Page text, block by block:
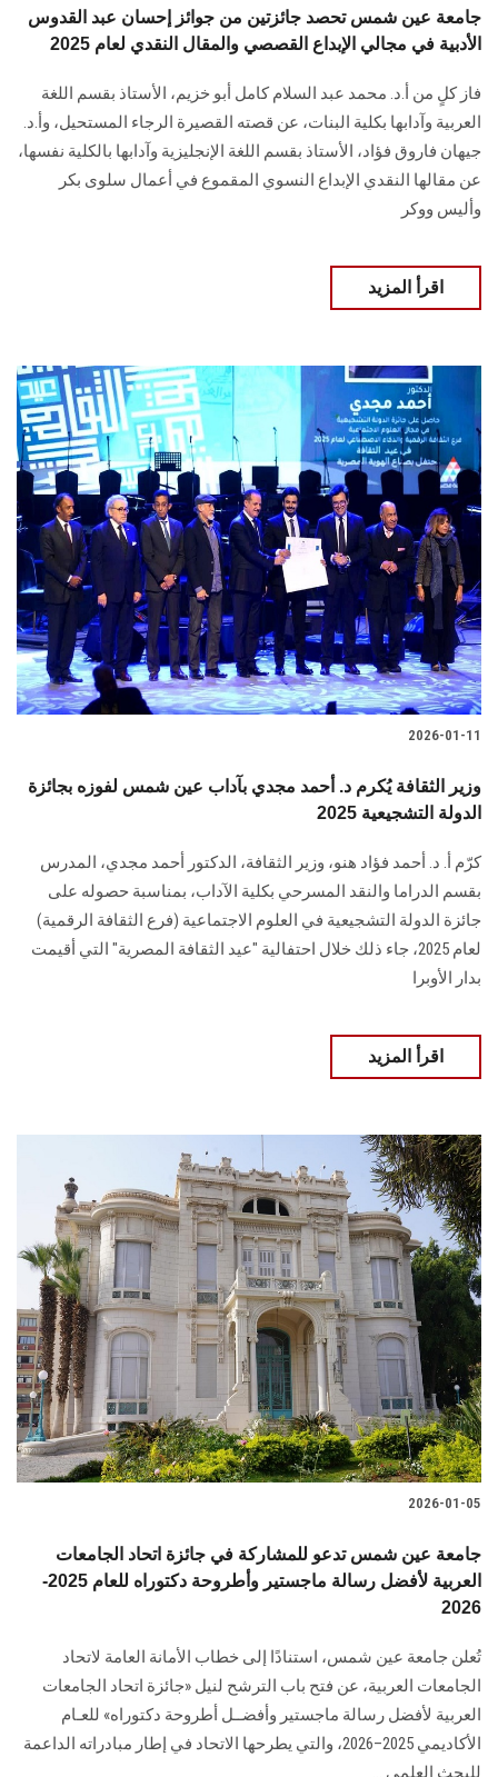
الموظفون
الزائـرون
سجل الان
جامعة عين شمس تحصد جائزتين من جوائز إحسان عبد القدوس
الأدبية في مجالي الإبداع القصصي والمقال النقدي لعام 2025
فاز كلٍ من أ.د. محمد عبد السلام كامل أبو خزيم، الأستاذ بقسم اللغة
العربية وآدابها بكلية البنات، عن قصته القصيرة الرجاء المستحيل، وأ.د.
جيهان فاروق فؤاد، الأستاذ بقسم اللغة الإنجليزية وآدابها بالكلية نفسها،
عن مقالها النقدي الإبداع النسوي المقموع في أعمال سلوى بكر
وأليس ووكر
اقرأ المزيد
2026-01-11
وزير الثقافة يُكرم د. أحمد مجدي بآداب عين شمس لفوزه بجائزة
الدولة التشجيعية 2025
كرّم أ. د. أحمد فؤاد هنو، وزير الثقافة، الدكتور أحمد مجدي، المدرس
بقسم الدراما والنقد المسرحي بكلية الآداب، بمناسبة حصوله على
جائزة الدولة التشجيعية في العلوم الاجتماعية (فرع الثقافة الرقمية)
لعام 2025، جاء ذلك خلال احتفالية "عيد الثقافة المصرية" التي أقيمت
بدار الأوبرا
اقرأ المزيد
2026-01-05
جامعة عين شمس تدعو للمشاركة في جائزة اتحاد الجامعات
العربية لأفضل رسالة ماجستير وأطروحة دكتوراه للعام 2025-
2026
تُعلن جامعة عين شمس، استنادًا إلى خطاب الأمانة العامة لاتحاد
الجامعات العربية، عن فتح باب الترشح لنيل «جائزة اتحاد الجامعات
العربية لأفضل رسالة ماجستير وأفضــل أطروحة دكتوراه» للعـام
الأكاديمي 2025–2026، والتي يطرحها الاتحاد في إطار مبادراته الداعمة
للبحث العلمي ...